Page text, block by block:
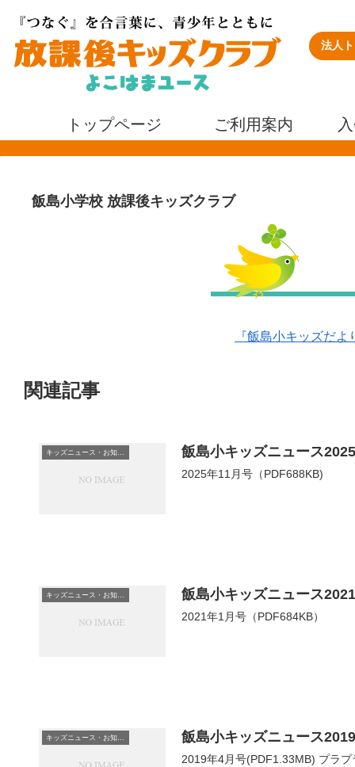
法人
トップページ ご利用案内
飯島小学校 放課後キッズクラブ
『飯島小キッズだ
関連記事
キッズニュース・お知らせ 飯島小キッズニュース
2025年11月号（PDF688KB)
キッズニュース・お知らせ 飯島小キッズニュース
2021年1月号（PDF684KB）
キッズニュース・お知らせ 飯島小キッズニュース
2019年4月号(PDF1.33MB) プ